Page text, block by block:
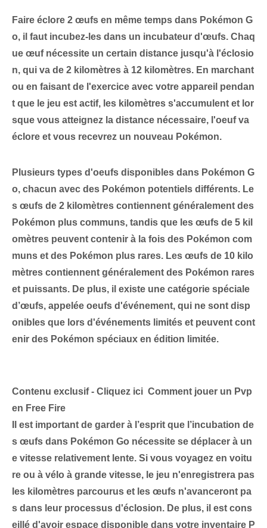
Faire éclore 2 œufs en même temps dans Pokémon ‍G
o, il faut incubez-les dans un incubateur d'œufs. Chaq
ue œuf nécessite un certain distance jusqu'à l'éclosio
n, qui va de 2 kilomètres à ‌12 kilomètres. En marchant
ou en faisant de l'exercice avec votre appareil pendan
t que le jeu est actif, les kilomètres s'accumulent et lor
sque vous atteignez la distance nécessaire, l'oeuf va
éclore et​ vous recevrez un nouveau Pokémon.
Plusieurs types d'oeufs disponibles dans Pokémon G
o, chacun avec des Pokémon potentiels différents. Le
s œufs de 2 kilomètres contiennent généralement des
Pokémon plus communs, tandis que les œufs de 5 kil
omètres peuvent contenir à la fois des Pokémon com
muns et des Pokémon plus rares. Les œufs de 10⁢ kilo
mètres contiennent généralement des Pokémon rares⁤
et puissants. De plus, il existe une catégorie spéciale
d’œufs, appelée oeufs d'événement, qui ne sont disp
onibles que lors d'événements limités et peuvent cont
enir des Pokémon spéciaux en édition limitée.
Contenu exclusif - Cliquez ici Comment jouer un Pvp
en Free Fire
Il est important de garder à l’esprit que l’incubation de
s œufs dans Pokémon Go nécessite se déplacer à un
e vitesse relativement lente. Si vous voyagez en voitu
re ou à vélo à grande vitesse, le jeu n'enregistrera pas
les kilomètres parcourus et les œufs n'avanceront pa
s dans leur processus d'éclosion. De plus, il est cons
eillé d'avoir espace disponible dans votre inventaire P